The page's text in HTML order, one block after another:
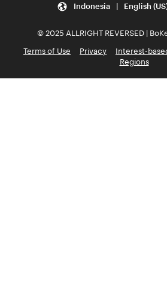
Indonesia | English
© 2025 ALLRIGHT REVERSED |
Terms of Use
Privacy Interest-
Regions